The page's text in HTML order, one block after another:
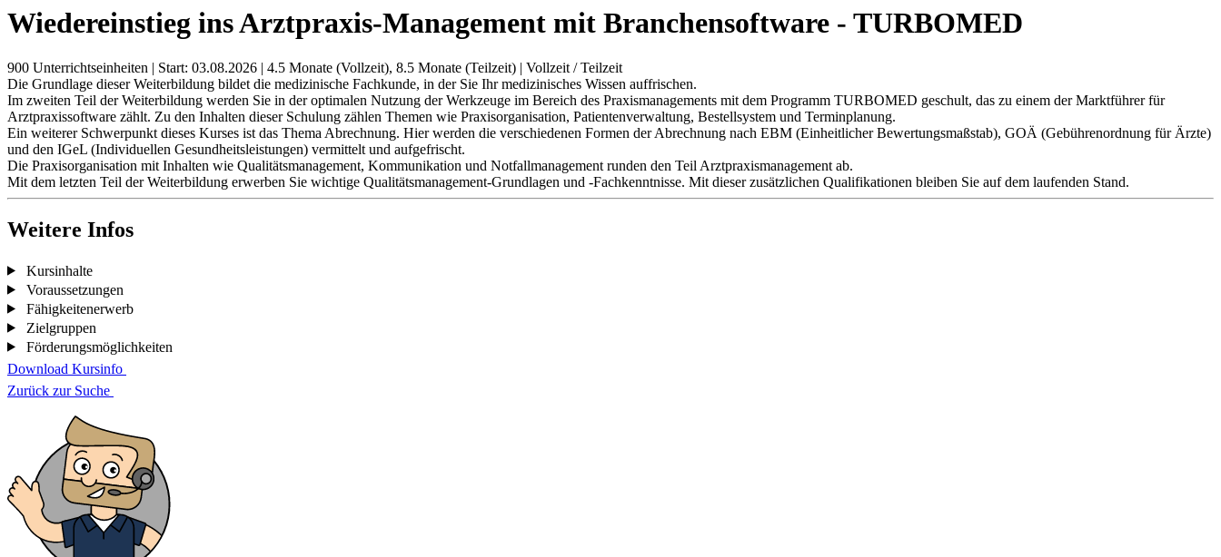
Wiedereinstieg ins Arztpraxis-Management mit Branchensoftware - TURBOMED
900 Unterrichtseinheiten | Start: 03.08.2026 | 4.5 Monate (Vollzeit), 8.5 Monate (Teilzeit) | Vollzeit / Teilzeit
Die Grundlage dieser Weiterbildung bildet die medizinische Fachkunde, in der Sie Ihr medizinisches Wissen auffrischen.
Im zweiten Teil der Weiterbildung werden Sie in der optimalen Nutzung der Werkzeuge im Bereich des Praxismanagements mit dem Programm TURBOMED geschult, das zu einem der Marktführer für
Arztpraxissoftware zählt. Zu den Inhalten dieser Schulung zählen Themen wie Praxisorganisation, Patientenverwaltung, Bestellsystem und Terminplanung.
Ein weiterer Schwerpunkt dieses Kurses ist das Thema Abrechnung. Hier werden die verschiedenen Formen der Abrechnung nach EBM (Einheitlicher Bewertungsmaßstab), GOÄ (Gebührenordnung für Ärzte)
und den IGeL (Individuellen Gesundheitsleistungen) vermittelt und aufgefrischt.
Die Praxisorganisation mit Inhalten wie Qualitätsmanagement, Kommunikation und Notfallmanagement runden den Teil Arztpraxismanagement ab.
Mit dem letzten Teil der Weiterbildung erwerben Sie wichtige Qualitätsmanagement-Grundlagen und -Fachkenntnisse. Mit dieser zusätzlichen Qualifikationen bleiben Sie auf dem laufenden Stand.
Weitere Infos
Kursinhalte
Voraussetzungen
Fähigkeitenerwerb
Zielgruppen
Förderungsmöglichkeiten
Download Kursinfo
Zurück zur Suche